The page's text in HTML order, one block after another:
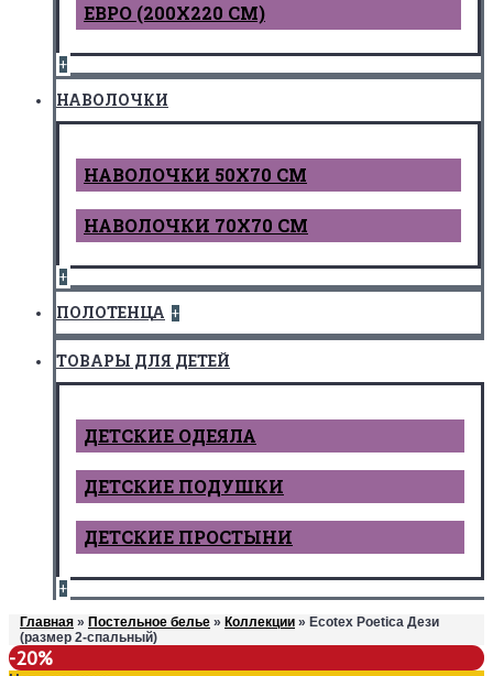
ЕВРО (200Х220 СМ)
+
НАВОЛОЧКИ
НАВОЛОЧКИ 50Х70 СМ
НАВОЛОЧКИ 70Х70 СМ
+
ПОЛОТЕНЦА +
ТОВАРЫ ДЛЯ ДЕТЕЙ
ДЕТCКИЕ ОДЕЯЛА
ДЕТСКИЕ ПОДУШКИ
ДЕТСКИЕ ПРОСТЫНИ
+
Главная » Постельное белье » Коллекции » Ecotex Poetica Дези
(размер 2-спальный)
-20%